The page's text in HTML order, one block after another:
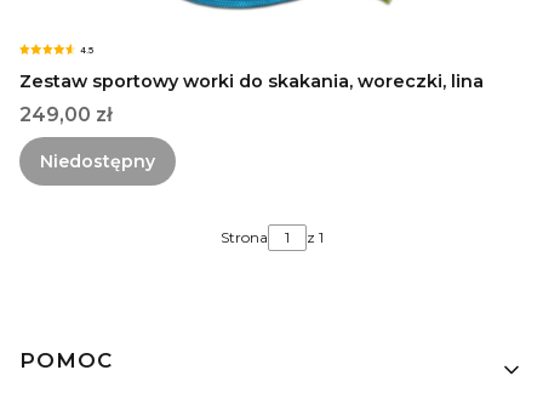
4.5
Zestaw sportowy worki do skakania, woreczki, lina
Cena
249,00 zł
Niedostępny
Strona z 1
Linki w stopce
POMOC